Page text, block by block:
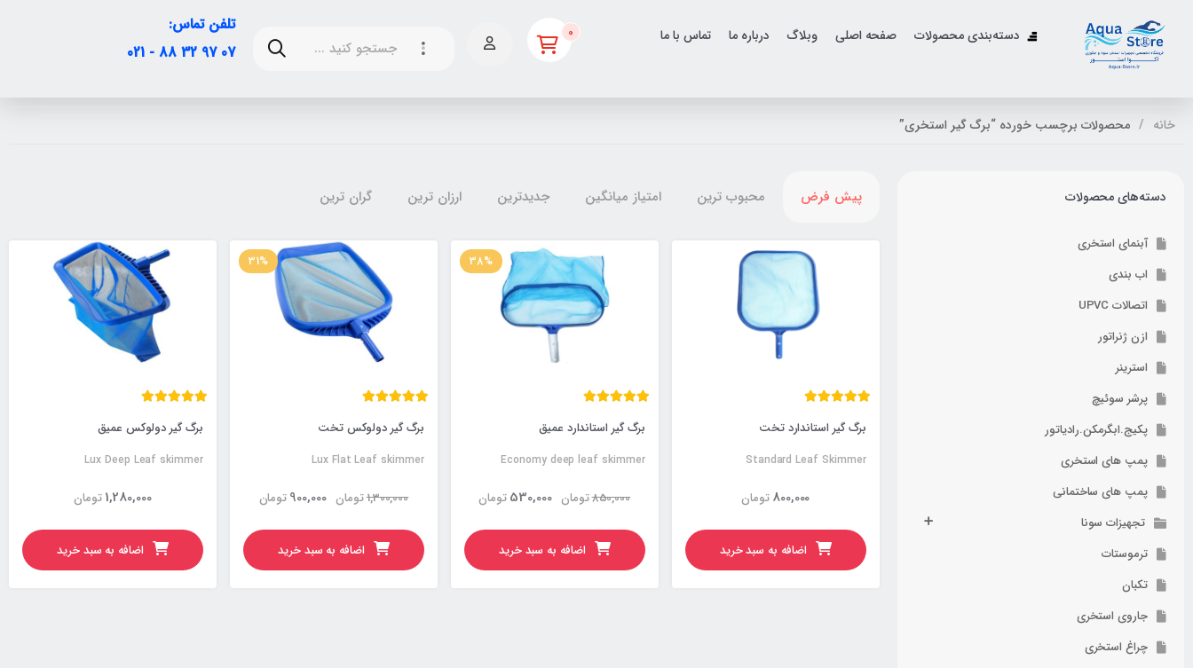
دسته‌بندی محصولات صفحه اصلی وبلاگ درباره ما تماس با ما 0
تلفن تماس:
07 97 32 88 - 021
خانه محصولات برچسب خورده “برگ گیر استخری”
دسته‌های محصولات
آبنمای استخری
اب بندی
اتصالات UPVC
ازن ژنراتور
استرینر
پرشر سوئیچ
پکیج.ابگرمکن.رادیاتور
پمپ های استخری
پمپ های ساختمانی
تجهیزات سونا
ترموستات
تکبان
جاروی استخری
چراغ استخری
پیش فرض محبوب ترین امتیاز میانگین جدیدترین ارزان ترین گران ترین
برگ گیر استاندارد تخت
Standard Leaf Skimmer
تومان 800,000
اضافه به سبد خرید
38%
برگ گیر استاندارد عمیق
Economy deep leaf skimmer
تومان850,000 تومان530,000
اضافه به سبد خرید
31%
برگ گیر دولوکس تخت
Lux Flat Leaf skimmer
تومان1,300,000 تومان900,000
اضافه به سبد خرید
برگ گیر دولوکس عمیق
Lux Deep Leaf skimmer
تومان 1,280,000
اضافه به سبد خرید